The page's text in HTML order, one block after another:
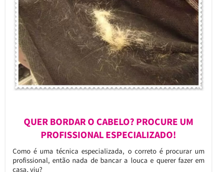
QUER BORDAR O CABELO? PROCURE UM
PROFISSIONAL ESPECIALIZADO!
Como é uma técnica especializada, o correto é procurar um
profissional, então nada de bancar a louca e querer fazer em
casa, viu?